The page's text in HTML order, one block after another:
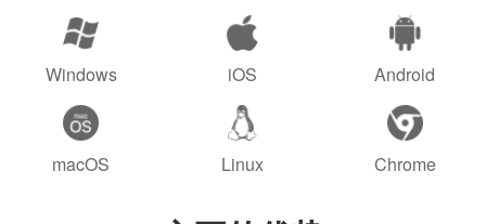
Windows iOS Android
macOS Linux Chrome